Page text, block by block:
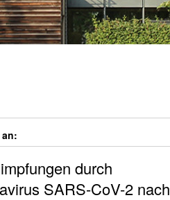
durch
SARS-CoV-2 nach